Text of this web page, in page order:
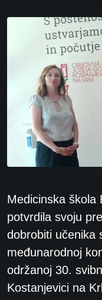
Medicinska škola
potvrdila svoju
dobrobiti učenika
međunarodnoj
održanoj 30.
Kostanjevici na